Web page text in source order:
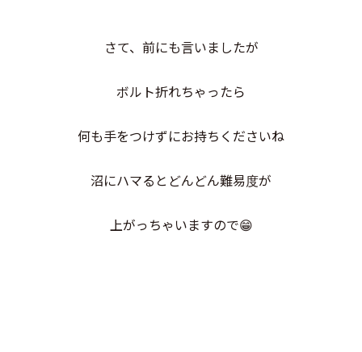
さて、前にも言いましたが
ボルト折れちゃったら
何も手をつけずにお持ちくださいね
沼にハマるとどんどん難易度が
上がっちゃいますので😁